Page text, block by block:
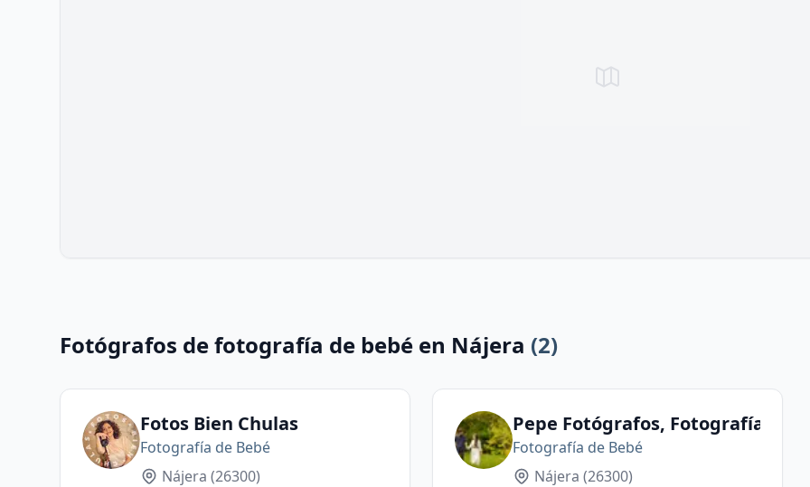
Fotógrafos de fotografía de bebé en Nájera (2)
Fotos Bien Chulas
Fotografía de Bebé
Nájera (26300)
Pepe Fotógrafos, Fotografía de
Fotografía de Bebé
Nájera (26300)